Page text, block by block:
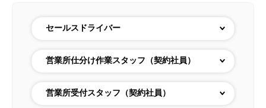
セールスドライバー
営業所仕分け作業スタッフ（契約社員）
営業所受付スタッフ（契約社員）